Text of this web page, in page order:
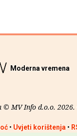
Moderna vremena
MV Info d.o.o. 2026.
• Uvjeti korištenja •